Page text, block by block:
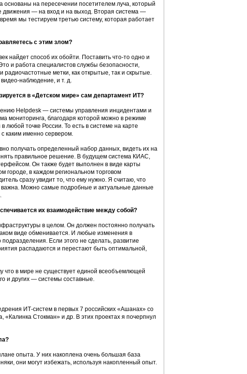
на пересечении посетителем луча, который
движения — на вход и на выход. Вторая система —
мы тестируем третью систему, которая работает
с этим злом?
найдет способ их обойти. Поставить что-то одно и
и работа специалистов службы безопасности,
метки, как открытые, так и скрытые.
наблюдение, и т. д.
в «Детском мире» сам департамент ИТ?
Helpdesk — системы управления инцидентами и
мониторинга, благодаря которой можно в режиме
точке России. То есть в системе на карте
с каким именно сервером.
получать определенный набор данных, видеть их на
правильное решение. В будущем система КИАС,
Он также будет выполнен в виде карты
городе, в каждом региональном торговом
сразу увидит то, что ему нужно. Я считаю, что
Можно самые подробные и актуальные данные
их взаимодействие между собой?
в целом. Он должен постоянно получать
виде обменивается. И любые изменения в
Если этого не сделать, развитие
распадаются и перестают быть оптимальной,
что в мире не существует единой всеобъемлющей
и других — системы составные.
ИТ-систем в первых 7 российских «Ашанах» со
Стокман» и др. В этих проектах я почерпнул
опыта. У них накоплена очень большая база
они могут избежать, используя накопленный опыт.